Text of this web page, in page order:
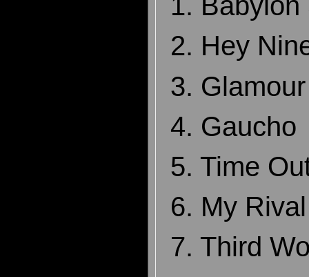
2. Hey
3.
4. Gaucho
5. Time
6. My Rival
7. Third